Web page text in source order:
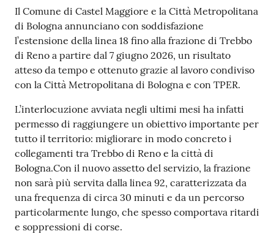
Seguici
su
Contenuto
Il Comune di Castel Maggiore e la Città Metropolitana
di Bologna annunciano con soddisfazione
l’estensione della linea 18 fino alla frazione di Trebbo
di Reno a partire dal 7 giugno 2026, un risultato
atteso da tempo e ottenuto grazie al lavoro condiviso
con la Città Metropolitana di Bologna e con TPER.
L’interlocuzione avviata negli ultimi mesi ha infatti
permesso di raggiungere un obiettivo importante per
tutto il territorio: migliorare in modo concreto i
collegamenti tra Trebbo di Reno e la città di
Bologna.Con il nuovo assetto del servizio, la frazione
non sarà più servita dalla linea 92, caratterizzata da
una frequenza di circa 30 minuti e da un percorso
particolarmente lungo, che spesso comportava ritardi
e soppressioni di corse.